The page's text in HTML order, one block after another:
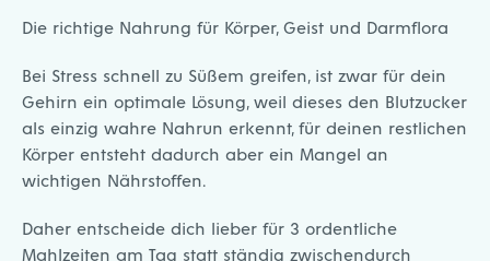
Die richtige Nahrung für Körper, Geist und Darmflora
Bei Stress schnell zu Süßem greifen, ist zwar für dein
Gehirn ein optimale Lösung, weil dieses den Blutzucker
als einzig wahre Nahrun erkennt, für deinen restlichen
Körper entsteht dadurch aber ein Mangel an
wichtigen Nährstoffen.
Daher entscheide dich lieber für 3 ordentliche
Mahlzeiten am Tag statt ständig zwischendurch